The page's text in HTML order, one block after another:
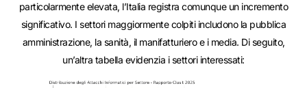
particolarmente elevata, l’Italia registra comunque un incremento
significativo. I settori maggiormente colpiti includono la pubblica
amministrazione, la sanità, il manifatturiero e i media. Di seguito,
un’altra tabella evidenzia i settori interessati: